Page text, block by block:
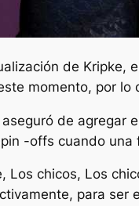
de Kripke,
momento, por
de agregar
-offs cuando
Los chicos, Los
para ser